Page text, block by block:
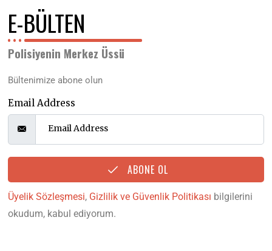
E-BÜLTEN
Polisiyenin Merkez Üssü
Bültenimize abone olun
Email Address
ABONE OL
Üyelik Sözleşmesi, Gizlilik ve Güvenlik Politikası bilgilerini
okudum, kabul ediyorum.